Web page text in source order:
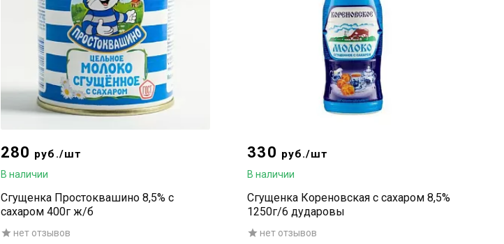
280 руб./шт
В наличии
Сгущенка Простоквашино 8,5% с
сахаром 400г ж/б
нет отзывов
330 руб./шт
В наличии
Сгущенка Кореновская с сахаром 8,5%
1250г/6 дударовы
нет отзывов